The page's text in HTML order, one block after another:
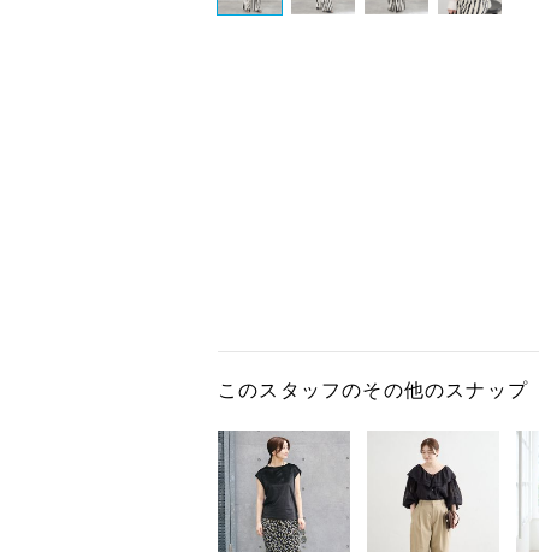
このスタッフのその他のスナップ